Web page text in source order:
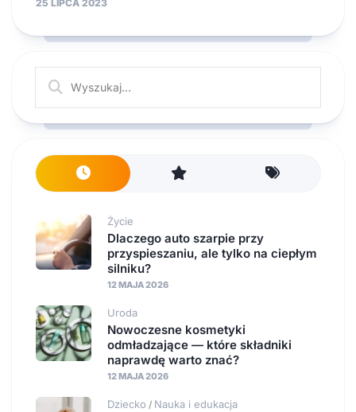
25 LIPCA 2023
Życie
Dlaczego auto szarpie przy
przyspieszaniu, ale tylko na ciepłym
silniku?
12 MAJA 2026
Uroda
Nowoczesne kosmetyki
odmładzające — które składniki
naprawdę warto znać?
12 MAJA 2026
Dziecko / Nauka i edukacja